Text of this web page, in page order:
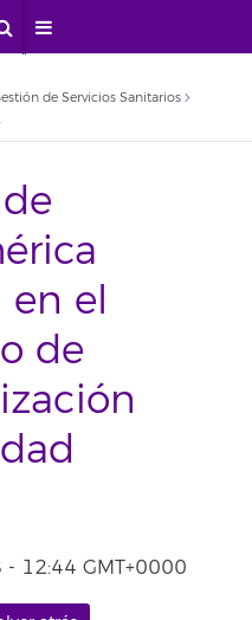
de Servicios Sanitarios
de La Laguna
el
de
12:44 GMT+0000